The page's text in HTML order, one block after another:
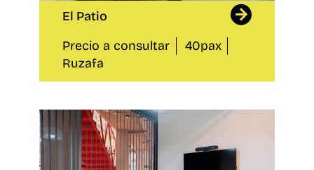
El Patio
Precio a consultar
40pax
Ruzafa